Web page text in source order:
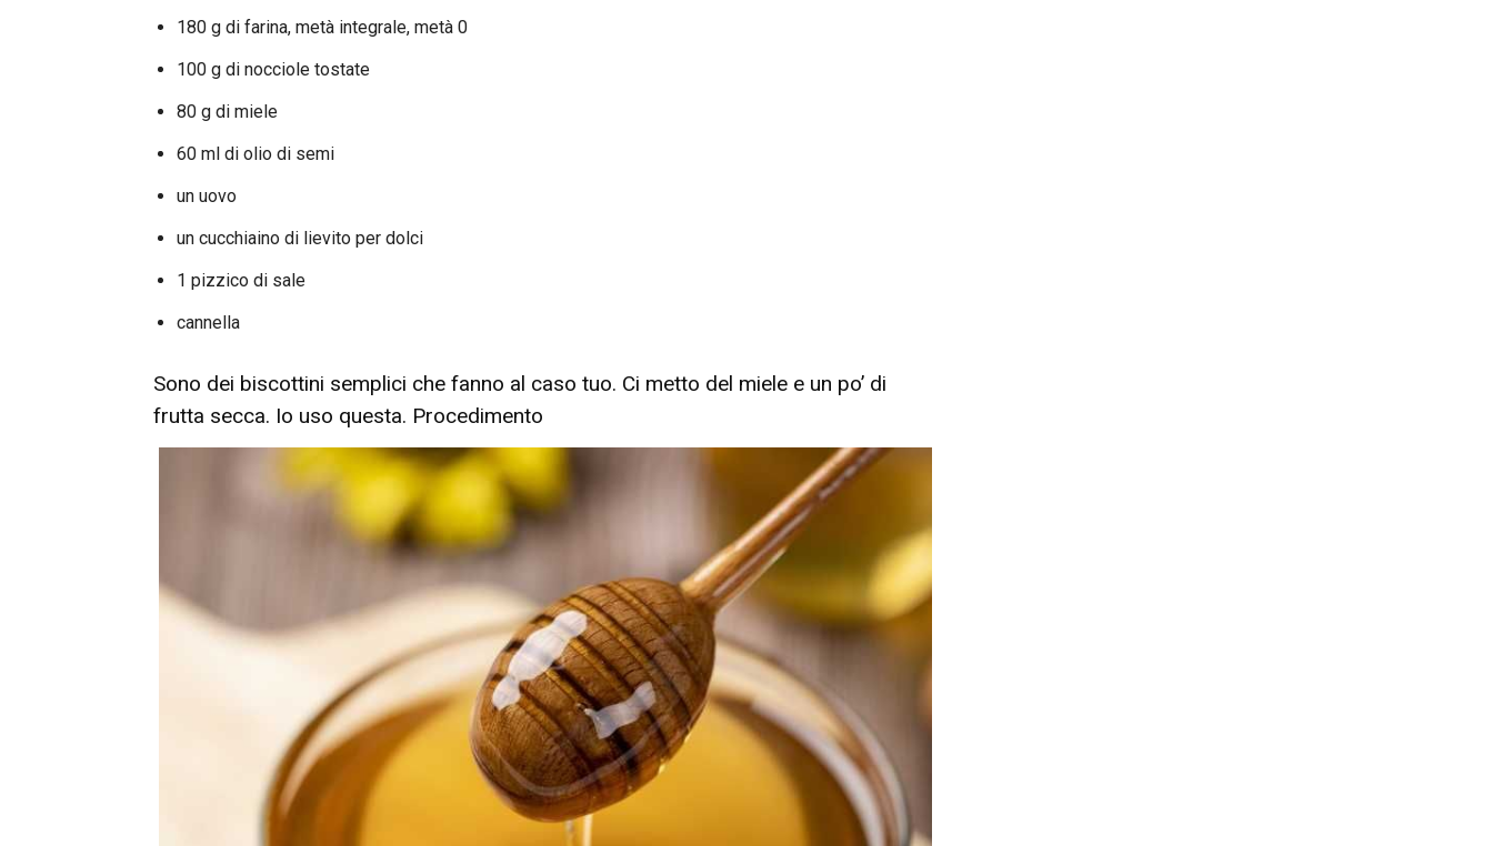
180 g di farina, metà integrale, metà 0
100 g di nocciole tostate
80 g di miele
60 ml di olio di semi
un uovo
un cucchiaino di lievito per dolci
1 pizzico di sale
cannella
Sono dei biscottini semplici che fanno al caso tuo. Ci metto del miele e un po’ di
frutta secca. Io uso questa. Procedimento